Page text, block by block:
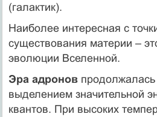
(галактик).
Наиболее интересная с
существования материи –
эволюции Вселенной.
Эра адроновпродолжалась
выделением значительной
квантов. При высоких